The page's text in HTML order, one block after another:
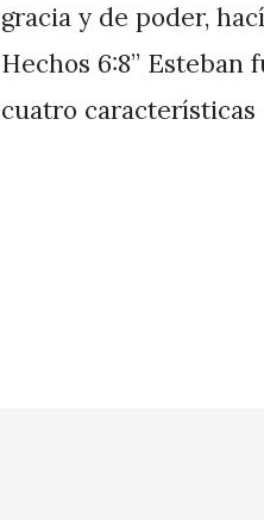
é
r
e
gracia y de poder,
Hechos 6:8” Esteban
cuatro